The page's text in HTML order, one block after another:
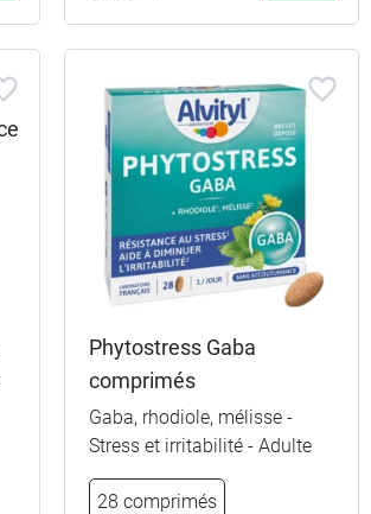
Phytostress Gaba
comprimés
Gaba, rhodiole, mélisse -
Stress et irritabilité - Adulte
28 comprimés